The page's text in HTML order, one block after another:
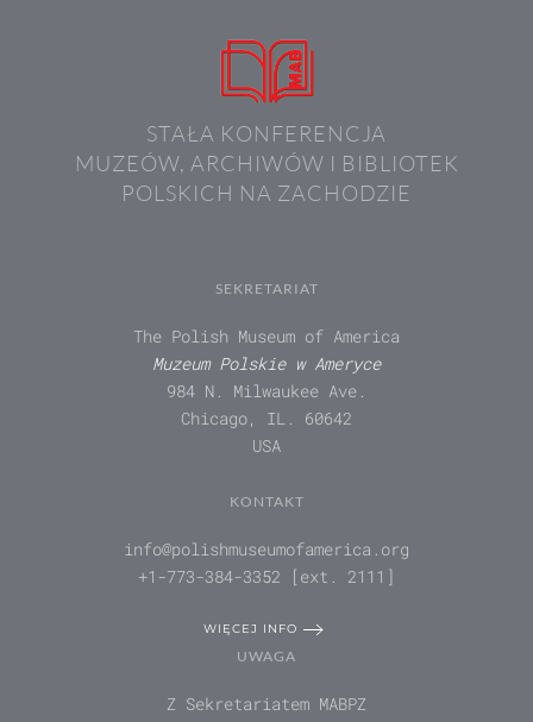
STAŁA KONFERENCJA
MUZEÓW, ARCHIWÓW I BIBLIOTEK
POLSKICH NA ZACHODZIE
SEKRETARIAT
The Polish Museum of America
Muzeum Polskie w Ameryce
984 N. Milwaukee Ave.
Chicago, IL. 60642
USA
KONTAKT
info@polishmuseumofamerica.org
+1-773-384-3352 [ext. 2111]
WIĘCEJ INFO
UWAGA
Z Sekretariatem MABPZ